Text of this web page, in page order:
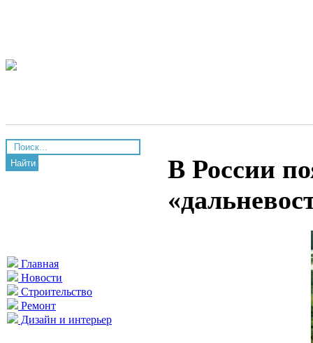
Найти
Главная
Новости
Строительство
Ремонт
Дизайн и интерьер
В России